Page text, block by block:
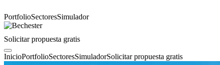
PortfolioSectoresSimulador
Solicitar propuesta gratis
InicioPortfolioSectoresSimuladorSolicitar propuesta gratis